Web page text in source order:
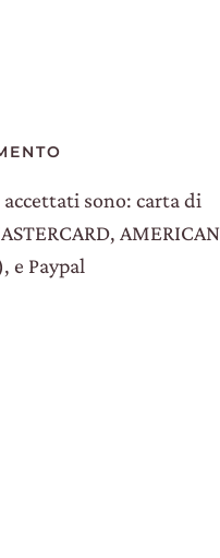
sono: carta di
AMERICAN
e Paypal